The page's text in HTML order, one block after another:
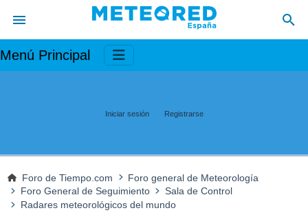
Menú Principal
Iniciar sesión Registrarse
Foro de Tiempo.com
Foro general de Meteorología
Foro General de Seguimiento
Sala de Control
Radares meteorológicos del mundo